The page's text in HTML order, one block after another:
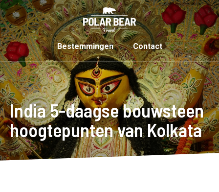
Bestemmingen Contact
India 5-daagse bouwsteen
hoogtepunten van Kolkata